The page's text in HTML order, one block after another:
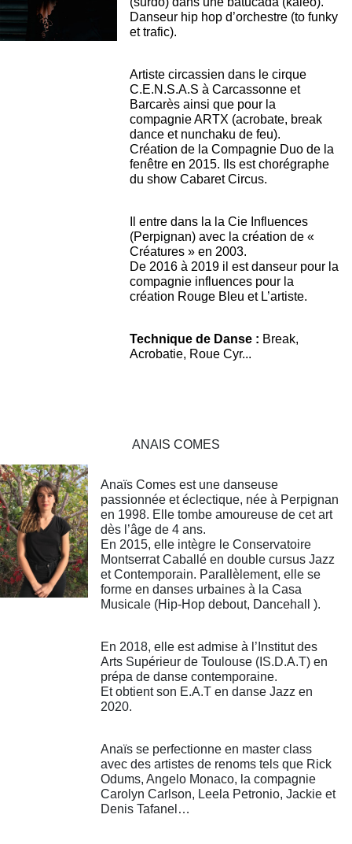
Danseur hip hop d’orchestre (to funky
et trafic).
Artiste circassien dans le cirque
C.E.N.S.A.S à Carcassonne et
Barcarès ainsi que pour la
compagnie ARTX (acrobate, break
dance et nunchaku de feu).
Création de la Compagnie Duo de la
fenêtre en 2015. Ils est chorégraphe
du show Cabaret Circus.
Il entre dans la la Cie Influences
(Perpignan) avec la création de «
Créatures » en 2003.
De 2016 à 2019 il est danseur pour la
compagnie influences pour la
création Rouge Bleu et L’artiste.
Technique de Danse : Break,
Acrobatie, Roue Cyr...
ANAIS COMES
Anaïs Comes est une danseuse
passionnée et éclectique, née à Perpignan
en 1998. Elle tombe amoureuse de cet art
dès l’âge de 4 ans.
En 2015, elle intègre le Conservatoire
Montserrat Caballé en double cursus Jazz
et Contemporain. Parallèlement, elle se
forme en danses urbaines à la Casa
Musicale (Hip-Hop debout, Dancehall ).
En 2018, elle est admise à l’Institut des
Arts Supérieur de Toulouse (IS.D.A.T) en
prépa de danse contemporaine.
Et obtient son E.A.T en danse Jazz en
2020.
Anaïs se perfectionne en master class
avec des artistes de renoms tels que Rick
Odums, Angelo Monaco, la compagnie
Carolyn Carlson, Leela Petronio, Jackie et
Denis Tafanel…